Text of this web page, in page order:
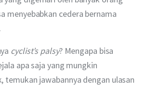
menyebabkan cedera bernama
cyclist’s palsy? Mengapa bisa
apa saja yang mungkin
temukan jawabannya dengan ulasan